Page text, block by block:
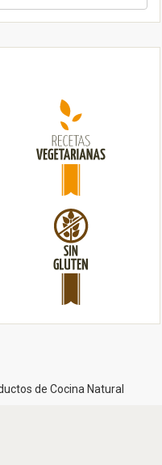
de Cocina Natural